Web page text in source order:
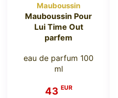
Mauboussin
Mauboussin Pour
Lui Time Out
parfem
eau de parfum 100
ml
43 EUR